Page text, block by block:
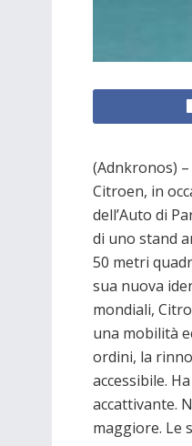
(Adnkronos) –
Citroen, in
dell’Auto di
di uno stand
50 metri
sua nuova
mondiali,
una mobilità
ordini, la
accessibile.
accattivante.
maggiore. Le